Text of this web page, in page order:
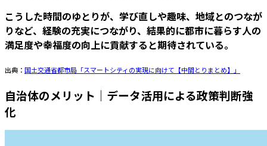
こうした時間のゆとりが、学び直しや趣味、地域とのつなが
りなど、経験の充実につながり、結果的に都市に暮らす人の
満足度や幸福度の向上に貢献すると期待されている。
出典： 国土交通省都市局「スマートシティの実現に向けて【中間とりまとめ】」
自治体のメリット｜データ活用による政策判断強
化